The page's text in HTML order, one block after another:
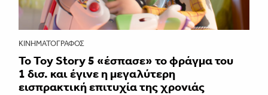
ΚΙΝΗΜΑΤΟΓΡΆΦΟΣ
Το Toy Story 5 «έσπασε» το φράγμα του
1 δισ. και έγινε η μεγαλύτερη
εισπρακτική επιτυχία της χρονιάς